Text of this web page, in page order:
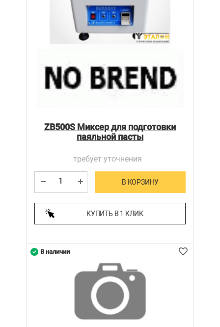
ZB500S Миксер для подготовки
паяльной пасты
требует уточнения
В КОРЗИНУ
КУПИТЬ В 1 КЛИК
В наличии